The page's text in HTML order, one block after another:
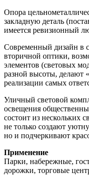
Опора
закладную деталь
имеется ревизионный
Современный дизайн в
вторичной оптики,
элементов (световых
разной высоты, делают
реализации самых
Уличный световой
освещения
состоит из нескольких
не только создают
но и подчеркивают
Применение
Парки, набережные,
дорожки, торговые